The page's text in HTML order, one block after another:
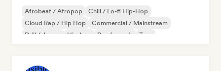
Afrobeat / Afropop
Chill / Lo-fi Hip-Hop
Cloud Rap / Hip Hop
Commercial / Mainstream
Drill / Jersey
Hip-hop Rap francais Trap